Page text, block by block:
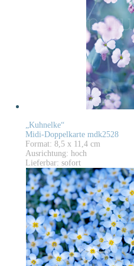
„Kuhnelke“
Midi-Doppelkarte mdk2528
Format: 8,5 x 11,4 cm
Ausrichtung: hoch
Lieferbar: sofort